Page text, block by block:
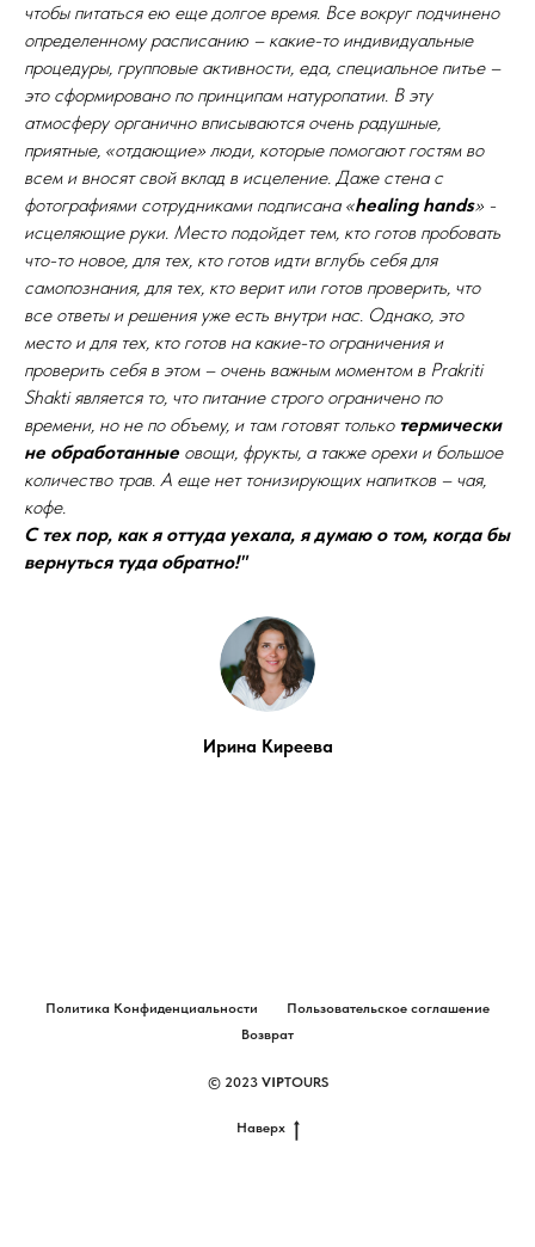
чтобы питаться ею еще долгое время. Все вокруг подчинено
определенному расписанию – какие-то индивидуальные
процедуры, групповые активности, еда, специальное питье –
это сформировано по принципам натуропатии. В эту
атмосферу органично вписываются очень радушные,
приятные, «отдающие» люди, которые помогают гостям во
всем и вносят свой вклад в исцеление. Даже стена с
фотографиями сотрудниками подписана «healing hands» -
исцеляющие руки. Место подойдет тем, кто готов пробовать
что-то новое, для тех, кто готов идти вглубь себя для
самопознания, для тех, кто верит или готов проверить, что
все ответы и решения уже есть внутри нас. Однако, это
место и для тех, кто готов на какие-то ограничения и
проверить себя в этом – очень важным моментом в Prakriti
Shakti является то, что питание строго ограничено по
времени, но не по объему, и там готовят только термически
не обработанные овощи, фрукты, а также орехи и большое
количество трав. А еще нет тонизирующих напитков – чая,
кофе.
С тех пор, как я оттуда уехала, я думаю о том, когда бы
вернуться туда обратно!"
Ирина Киреева
Политика Конфиденциальности
Пользовательское соглашение
Возврат
© 2023 VIPTOURS
Наверх